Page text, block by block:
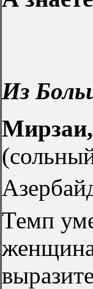
Из
Мирзаи,
Темп